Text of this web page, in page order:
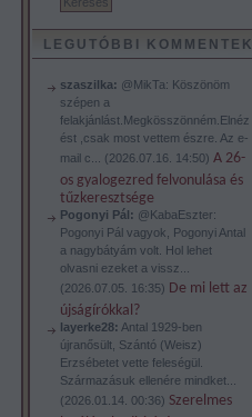
LEGUTÓBBI KOMMENTEK
szaszilka: @MikTa: Köszönöm
szépen a
felakjánlást.Megkösszönném.Elnéz
ést ,csak most vettem észre. Az e-
mail c...
(2026.07.16. 14:50) A 26-
os gyalogezred felvonulása és
tűzkeresztsége
Pogonyi Pál: @KabaEszter:
Pogonyi Pál vagyok, Pogonyi Antal
a nagybátyám volt. Hol lehet
olvasni ezeket a vissz...
(2026.07.05. 16:35) De mi lett az
újságírókkal?
layerke28: Antal 1929-ben
újranősült, Szántó (Weisz)
Erzsébetet vette feleségül.
Származásuk ellenére mindket...
(2026.01.14. 00:36) Szerelmes